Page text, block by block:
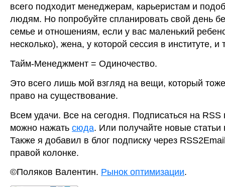
всего подходит менеджерам, карьеристам и
людям. Но попробуйте спланировать свой день
семье и отношениям, если у вас маленький
несколько), жена, у которой сессия в институте, и
Тайм-Менеджмент = Одиночество.
Это всего лишь мой взгляд на вещи, который
право на существование.
Всем удачи. Все на сегодня. Подписаться на RSS
можно нажать сюда. Или получайте новые
Также я добавил в блог подписку через
правой колонке.
©Поляков Валентин. Рынок оптимизации.